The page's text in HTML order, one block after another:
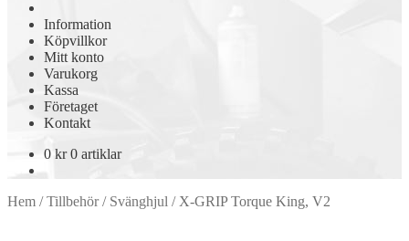
Information
Köpvillkor
Mitt konto
Varukorg
Kassa
Företaget
Kontakt
0 kr 0 artiklar
Hem /Tillbehör/ Svänghjul / X-GRIP Torque King, V2